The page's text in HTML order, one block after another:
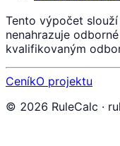
Tento výpočet
nenahrazuje
kvalifikovaným
CeníkO projektu
© 2026 RuleCalc ·